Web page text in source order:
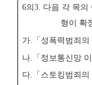
6의 3. 다음 각 목의
형이 확
가. 「 성폭력범죄
나. 「 정보통신망
다. 「 스토킹범죄